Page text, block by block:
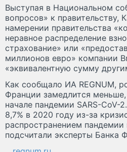
Выступая в Национальном
вопросов» к правительству,
намерении правительства
неравное распределение
страхование» или
миллионов евро» компании
«эквивалентную сумму
Как сообщало ИА REGNUM,
Франции замедлится
начале пандемии SARS-CoV-
8,7% в 2020 году из-за
распространением пандемии
подсчитали эксперты Банка